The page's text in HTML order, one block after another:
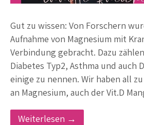
Gut zu wissen: Von Forschern
Aufnahme von Magnesium mit
Verbindung gebracht. Dazu
Diabetes Typ2, Asthma und auch
einige zu nennen. Wir haben all
an Magnesium, auch der Vit.D
Weiterlesen →